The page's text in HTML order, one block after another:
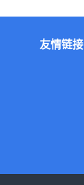
友情链接